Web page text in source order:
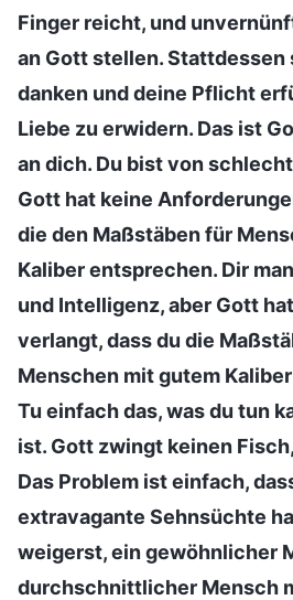
Finger reicht, und
an Gott stellen.
danken und deine Pflicht
Liebe zu erwidern. Das ist
an dich. Du bist von
Gott hat keine
die den Maßstäben für
Kaliber entsprechen. Dir
und Intelligenz, aber Gott
verlangt, dass du die
Menschen mit gutem
Tu einfach das, was du tun
ist. Gott zwingt keinen
Das Problem ist einfach,
extravagante Sehnsüchte
weigerst, ein gewöhnlicher
durchschnittlicher Mensch